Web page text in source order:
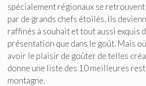
spécialement régionaux se
par de grands chefs étoilés. Ils
raffinés à souhait et tout aussi exquis
présentation que dans le goût. Mais
avoir le plaisir de goûter de telles
donne une liste des 10 meilleures
montagne.